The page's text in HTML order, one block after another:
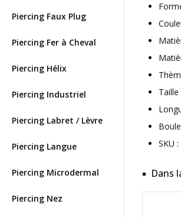
Piercing Faux Plug
Piercing Fer à Cheval
Piercing Hélix
Piercing Industriel
Piercing Labret / Lèvre
Piercing Langue
Piercing Microdermal
Piercing Nez
SKU :
Dans